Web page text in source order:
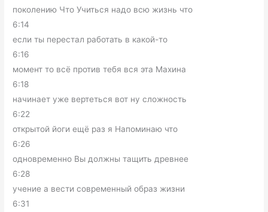
поколению Что Учиться надо всю жизнь что
6:14
если ты перестал работать в какой-то
6:16
момент то всё против тебя вся эта Махина
6:18
начинает уже вертеться вот ну сложность
6:22
открытой йоги ещё раз я Напоминаю что
6:26
одновременно Вы должны тащить древнее
6:28
учение а вести современный образ жизни
6:31